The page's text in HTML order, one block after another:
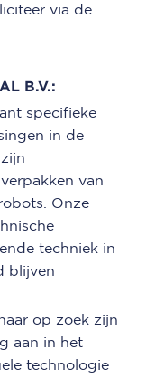
via de
B.V.:
specifieke
in de
van
Onze
techniek in
blijven
op zoek zijn
aan in het
technologie